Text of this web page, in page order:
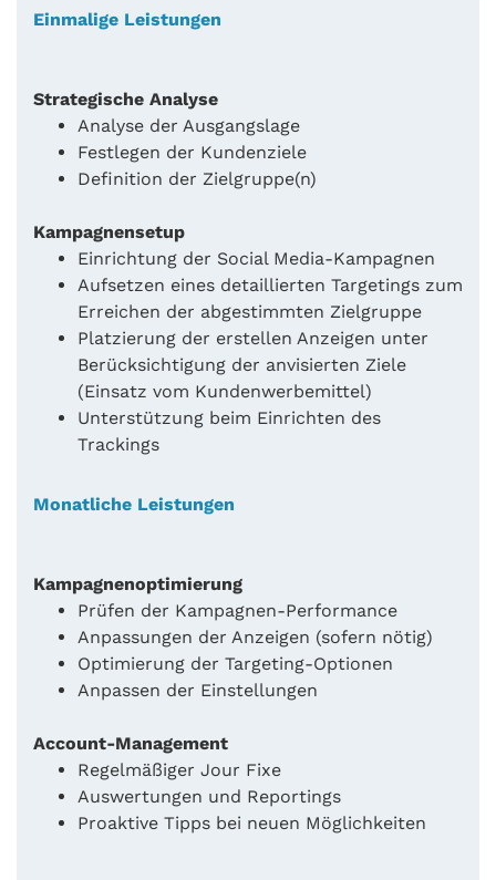
Einmalige Leistungen
Strategische Analyse
Analyse der Ausgangslage
Festlegen der Kundenziele
Definition der Zielgruppe(n)
Kampagnensetup
Einrichtung der Social Media-Kampagnen
Aufsetzen eines detaillierten Targetings zum
Erreichen der abgestimmten Zielgruppe
Platzierung der erstellen Anzeigen unter
Berücksichtigung der anvisierten Ziele
(Einsatz vom Kundenwerbemittel)
Unterstützung beim Einrichten des
Trackings
Monatliche Leistungen
Kampagnenoptimierung
Prüfen der Kampagnen-Performance
Anpassungen der Anzeigen (sofern nötig)
Optimierung der Targeting-Optionen
Anpassen der Einstellungen
Account-Management
Regelmäßiger Jour Fixe
Auswertungen und Reportings
Proaktive Tipps bei neuen Möglichkeiten